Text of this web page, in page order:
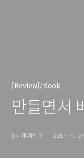
[Review]/Book
만들면서
by 해피빈이 2017. 4.